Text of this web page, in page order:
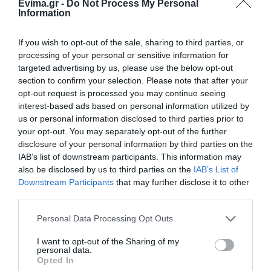
Evima.gr - Do Not Process My Personal
Information
If you wish to opt-out of the sale, sharing to third parties, or
processing of your personal or sensitive information for
targeted advertising by us, please use the below opt-out
section to confirm your selection. Please note that after your
opt-out request is processed you may continue seeing
interest-based ads based on personal information utilized by
us or personal information disclosed to third parties prior to
your opt-out. You may separately opt-out of the further
disclosure of your personal information by third parties on the
IAB’s list of downstream participants. This information may
also be disclosed by us to third parties on the IAB’s List of
Downstream Participants that may further disclose it to other
Please note that this website/app uses one or more Google
not limited to your visit or usage behaviour. You may click to
grant or deny consent to Google and its third-party tags to
use your data for below specified purposes in below Google
Personal Data Processing Opt Outs
I want to opt-out of the Sharing of my
personal data.
Opted In
Καφές: Τα οφέλη της μέτριας
κατανάλωσης σύμφωνα με ειδικό
06.08.2026 | 21:00
«Ανάσα» για τους αγρότες στην
Εύβοια: Ολοκληρώθηκε μεγάλο
έργο
06.08.2026 | 20:40
Ο λόγος που τηγανίζουμε ψάρια
του Σωτήρος – Πως θα κάνετε το
τέλειο μαγείρεμα
06.08.2026 | 20:20
Θρήνος στην Εύβοια: Έφυγε από
τη ζωή ο 37χρονος που είχε
τροχαίο με αγριογούρουνο
06.08.2026 | 20:20
Νέο σοβαρό τροχαίο στην Εύβοια:
Έσπασαν πιάτα στο
κεφάλι του Αταμάν –
Βίντεο από τη Σύμη
Α. Ο. Χαλκίς: Στον
αγιασμό ο
Μητροπολίτης – Η
κίνηση του κ.
Χρυσόστομου μέσα στο
γήπεδο που συγκίνησε
(vid)